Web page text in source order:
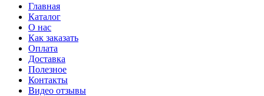
Главная
Каталог
О нас
Как заказать
Оплата
Доставка
Полезное
Контакты
Видео отзывы